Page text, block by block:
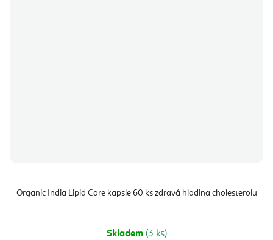
Organic India Lipid Care kapsle 60 ks zdravá hladina cholesterolu
Skladem (3 ks)